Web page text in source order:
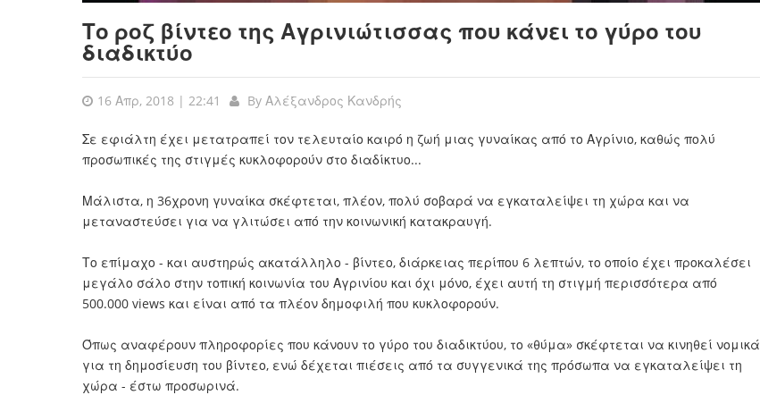
Το ροζ βίντεο της Αγρινιώτισσας που κάνει το γύρο του
διαδικτύο
16 Απρ, 2018 | 22:41 By Αλέξανδρος Κανδρής
Σε εφιάλτη έχει μετατραπεί τον τελευταίο καιρό η ζωή μιας γυναίκας από το Αγρίνιο, καθώς πολύ
προσωπικές της στιγμές κυκλοφορούν στο διαδίκτυο...
Μάλιστα, η 36χρονη γυναίκα σκέφτεται, πλέον, πολύ σοβαρά να εγκαταλείψει τη χώρα και να
μεταναστεύσει για να γλιτώσει από την κοινωνική κατακραυγή.
Το επίμαχο - και αυστηρώς ακατάλληλο - βίντεο, διάρκειας περίπου 6 λεπτών, το οποίο έχει προκαλέσει
μεγάλο σάλο στην τοπική κοινωνία του Αγρινίου και όχι μόνο, έχει αυτή τη στιγμή περισσότερα από
500.000 views και είναι από τα πλέον δημοφιλή που κυκλοφορούν.
Όπως αναφέρουν πληροφορίες που κάνουν το γύρο του διαδικτύου, το «θύμα» σκέφτεται να κινηθεί νομικά
για τη δημοσίευση του βίντεο, ενώ δέχεται πιέσεις από τα συγγενικά της πρόσωπα να εγκαταλείψει τη
χώρα - έστω προσωρινά.